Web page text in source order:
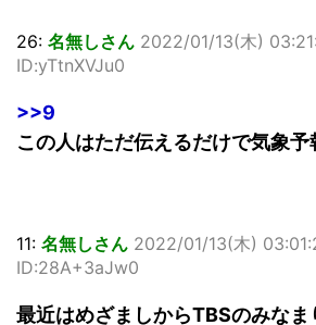
26: 名無しさん 2022/01/13(木)
ID:yTtnXVJu0
>>9
この人はただ伝えるだけで気象
11: 名無しさん 2022/01/13(木)
ID:28A+3aJw0
最近はめざましからTBSのみな